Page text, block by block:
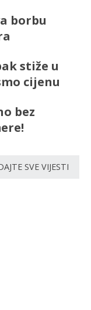
borbu
stiže u
cijenu
bez
SVE VIJESTI